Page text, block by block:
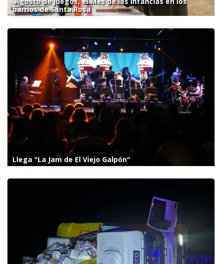
barrios de Santa Rosa
Llega "La Jam de El Viejo Galpón"